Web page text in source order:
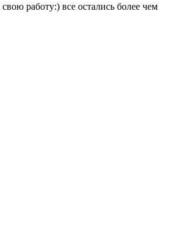
работу:) все остались более чем